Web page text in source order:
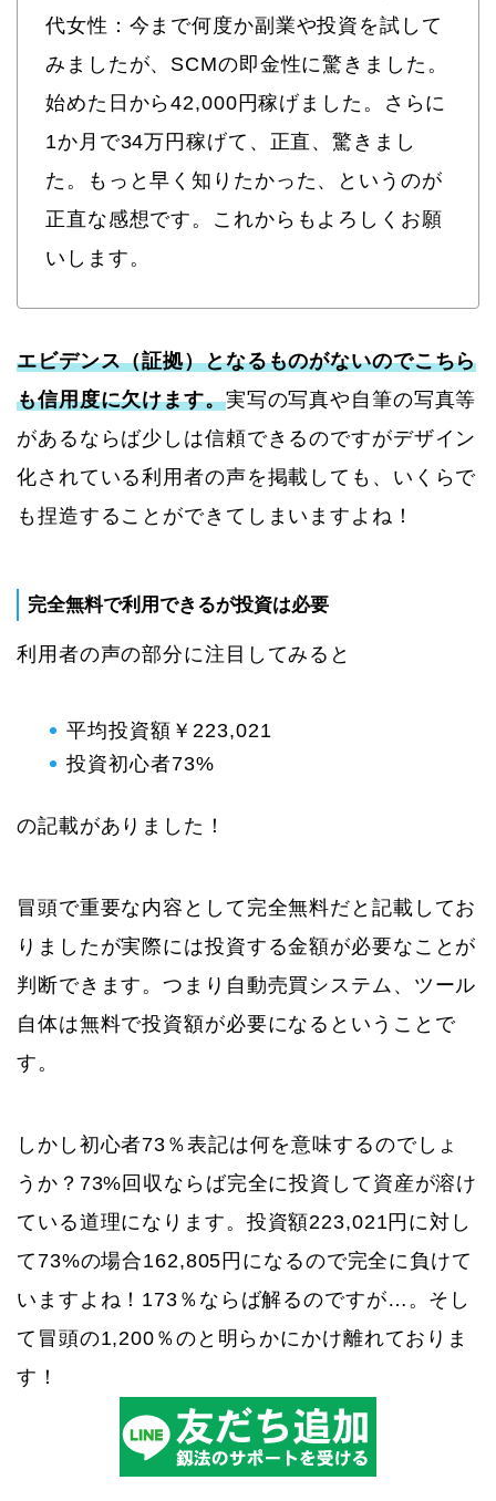
代女性：今まで何度か副業や投資を試して
みましたが、SCMの即金性に驚きました。
始めた日から42,000円稼げました。さらに
1か月で34万円稼げて、正直、驚きまし
た。もっと早く知りたかった、というのが
正直な感想です。これからもよろしくお願
いします。
エビデンス（証拠）となるものがないのでこちら
も信用度に欠けます。実写の写真や自筆の写真等
があるならば少しは信頼できるのですがデザイン
化されている利用者の声を掲載しても、いくらで
も捏造することができてしまいますよね！
完全無料で利用できるが投資は必要
利用者の声の部分に注目してみると
平均投資額￥223,021
投資初心者73%
の記載がありました！
冒頭で重要な内容として完全無料だと記載してお
りましたが実際には投資する金額が必要なことが
判断できます。つまり自動売買システム、ツール
自体は無料で投資額が必要になるということで
す。
しかし初心者73％表記は何を意味するのでしょ
うか？73%回収ならば完全に投資して資産が溶け
ている道理になります。投資額223,021円に対し
て73%の場合162,805円になるので完全に負けて
いますよね！173％ならば解るのですが…。そし
て冒頭の1,200％のと明らかにかけ離れておりま
す！